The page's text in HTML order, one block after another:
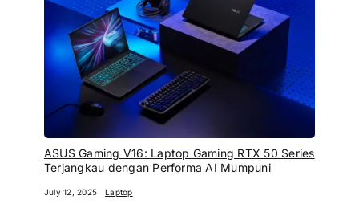
ASUS Gaming V16: Laptop Gaming RTX 50 Series
Terjangkau dengan Performa AI Mumpuni
July 12, 2025 Laptop